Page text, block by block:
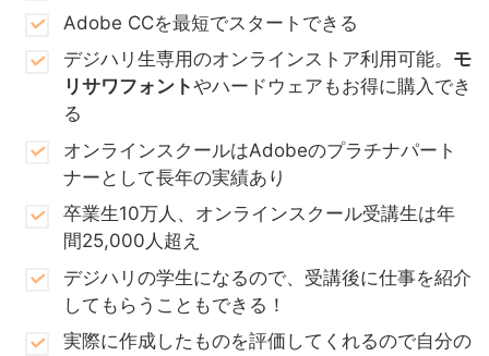
Adobe CCを最短でスタートできる
デジハリ生専用のオンラインストア利用可能。 モ
リサワフォントやハードウェアもお得に購入でき
る
オンラインスクールはAdobeのプラチナパート
ナーとして長年の実績あり
卒業生10万人、オンラインスクール受講生は年
間25,000人超え
デジハリの学生になるので、受講後に仕事を紹介
してもらうこともできる！
実際に作成したものを評価してくれるので自分の